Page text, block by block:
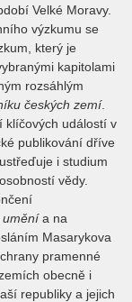
Velké Moravy.
výzkumu se
který je
kapitolami
rozsáhlým
českých zemí.
klíčových událostí v
publikování dříve
i studium
vědy.
uměnía na
Masarykova
pramenné
obecně i
republiky a jejich